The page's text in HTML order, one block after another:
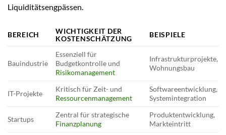
Liquiditätsengpässen.
BEREICH
WICHTIGKEIT DER
KOSTENSCHÄTZUNG
BEISPIELE
Bauindustrie
Essenziell für
Budgetkontrolle und
Risikomanagement
Infrastrukturprojekte,
Wohnungsbau
IT-Projekte
Kritisch für Zeit- und
Ressourcenmanagement
Softwareentwicklung,
Systemintegration
Startups
Zentral für strategische
Finanzplanung
Produktentwicklung,
Markteintritt